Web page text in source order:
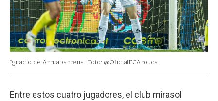
Ignacio de Arruabarrena. Foto: @OficialFCArouca
Entre estos cuatro jugadores, el club mirasol